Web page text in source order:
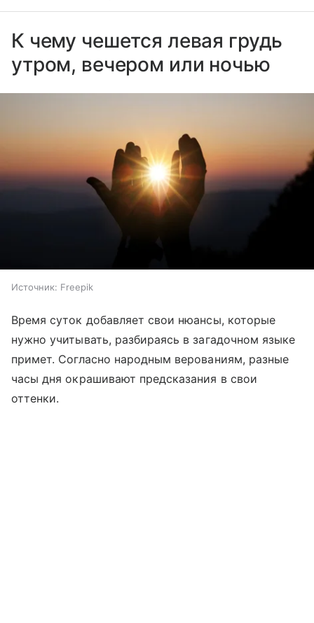
К чему чешется левая грудь
утром, вечером или ночью
Источник: Freepik
Время суток добавляет свои нюансы, которые
нужно учитывать, разбираясь в загадочном языке
примет. Согласно народным верованиям, разные
часы дня окрашивают предсказания в свои
оттенки.